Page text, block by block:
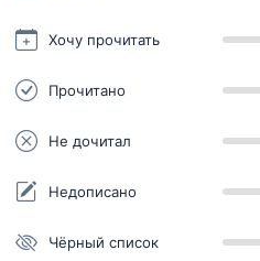
Хочу прочитать
Прочитано
Не дочитал
Недописано
Чёрный список